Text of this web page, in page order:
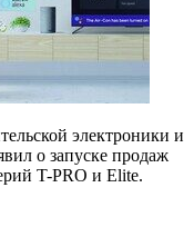
электроники и
о запуске продаж
T-PRO и Elite.